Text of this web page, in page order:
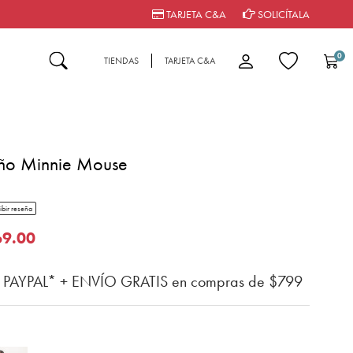
TARJETA C&A SOLICÍTALA
TIENDAS TARJETA C&A 0
Minnie Mouse
cliente
rating
reseña
de
+ ENVÍO GRATIS en compras de $799